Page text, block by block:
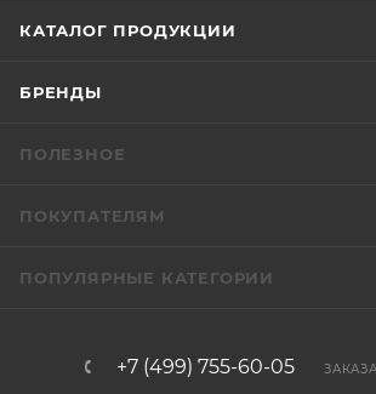
КАТАЛОГ ПРОДУКЦИИ
БРЕНДЫ
ПОЛЕЗНОЕ
ПОКУПАТЕЛЯМ
ПОПУЛЯРНЫЕ КАТЕГОРИИ
+7 (499) 755-60-05